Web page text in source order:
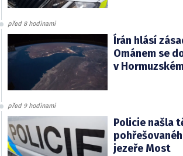
před 8 hodinami
Írán hlásí
Ománem se
v
před 9 hodinami
Policie našla
jezeře Most